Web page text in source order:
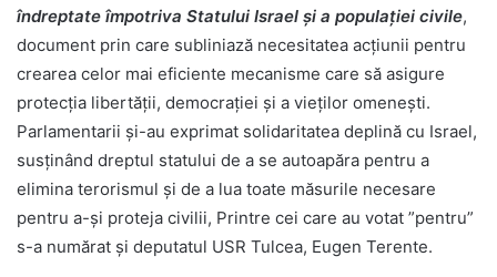
îndreptate împotriva Statului Israel şi a populaţiei civile,
document prin care subliniază necesitatea acţiunii pentru
crearea celor mai eficiente mecanisme care să asigure
protecţia libertăţii, democraţiei şi a vieţilor omeneşti.
Parlamentarii și-au exprimat solidaritatea deplină cu Israel,
susținând dreptul statului de a se autoapăra pentru a
elimina terorismul și de a lua toate măsurile necesare
pentru a-și proteja civilii, Printre cei care au votat ”pentru”
s-a numărat și deputatul USR Tulcea, Eugen Terente.